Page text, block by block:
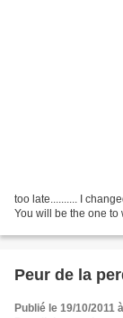
too late.......... I
You will be the one to
Peur de la
Publié le 19/10/2011